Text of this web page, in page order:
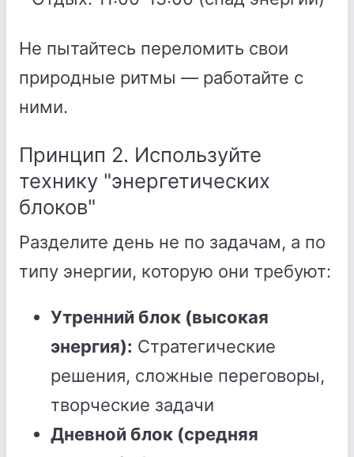
Не пытайтесь переломить свои
природные ритмы — работайте с
ними.
Принцип 2. Используйте
технику "энергетических
блоков"
Разделите день не по задачам, а по
типу энергии, которую они требуют:
Утренний блок (высокая
энергия): Стратегические
решения, сложные переговоры,
творческие задачи
Дневной блок (средняя